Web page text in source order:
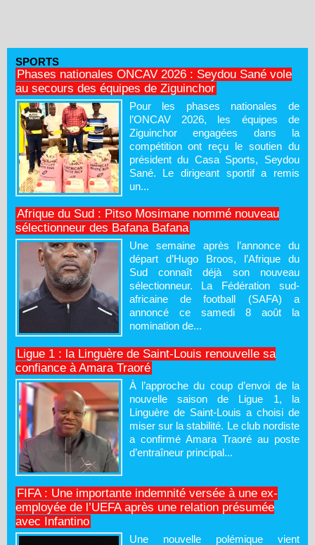
SPORTS
Phases nationales ONCAV 2026 : Seydou Sané vole
au secours des équipes de Ziguinchor
Pour les phases nationales de
l’ONCAV 2026, les équipes de
Ziguinchor engagées dans la
compétition ont reçu le soutien du
président du Casa Sports, Seydou
Sané. Le dirigeant sportif a remis
un...
Afrique du Sud : Pitso Mosimane nommé nouveau
sélectionneur des Bafana Bafana
Une semaine après l’annonce du
départ d’Hugo Broos, l’Afrique du
Sud connaît déjà son nouveau
sélectionneur. La Fédération sud-
africaine de football (SAFA) a
annoncé ce samedi 8 août la
nomination de...
Ligue 1 : la Linguère de Saint-Louis renouvelle sa
confiance à Amara Traoré
À l’approche du coup d’envoi de la
nouvelle saison de Ligue 1, la
Linguère de Saint-Louis a choisi de
miser sur la stabilité. Le club nordiste
a confirmé Amara Traoré au poste
d’entraîneur principal...
FIFA : Une importante indemnité versée à une ex-
employée de l’UEFA après une relation présumée
avec Infantino
Une nouvelle polémique vient